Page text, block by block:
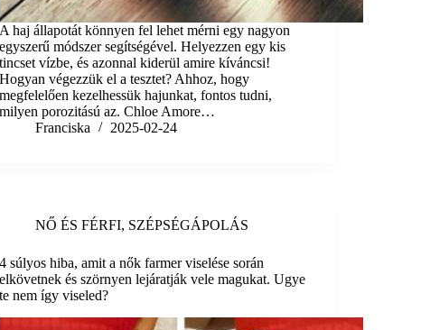
A haj állapotát könnyen fel lehet mérni egy nagyon
egyszerű módszer segítségével. Helyezzen egy kis
tincset vízbe, és azonnal kiderül amire kíváncsi!
Hogyan végezzük el a tesztet? Ahhoz, hogy
megfelelően kezelhessük hajunkat, fontos tudni,
milyen porozitású az. Chloe Amore…
Franciska
2025-02-24
NŐ ÉS FÉRFI, SZÉPSÉGÁPOLÁS
4 súlyos hiba, amit a nők farmer viselése során
elkövetnek és szörnyen lejáratják vele magukat. Ugye
te nem így viseled?